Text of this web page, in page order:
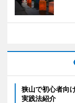
狭山で初心者向
実践法紹介